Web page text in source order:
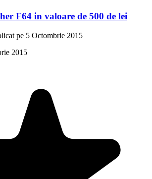
F64 in valoare de 500 de lei
pe 5 Octombrie 2015
2015